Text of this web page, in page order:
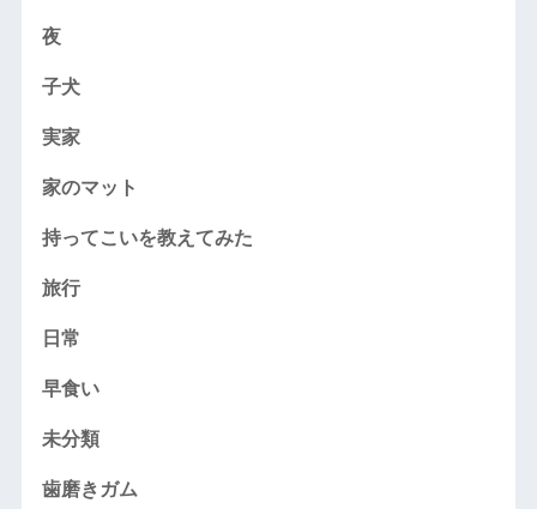
夜
子犬
実家
家のマット
持ってこいを教えてみた
旅行
日常
早食い
未分類
歯磨きガム